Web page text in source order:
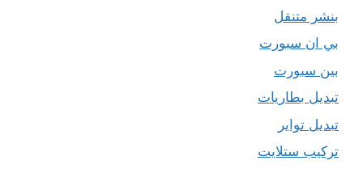
بنشر متنقل
بي ان سبورت
بين سبورت
تبديل بطاريات
تبديل تواير
تركيب ستلايت